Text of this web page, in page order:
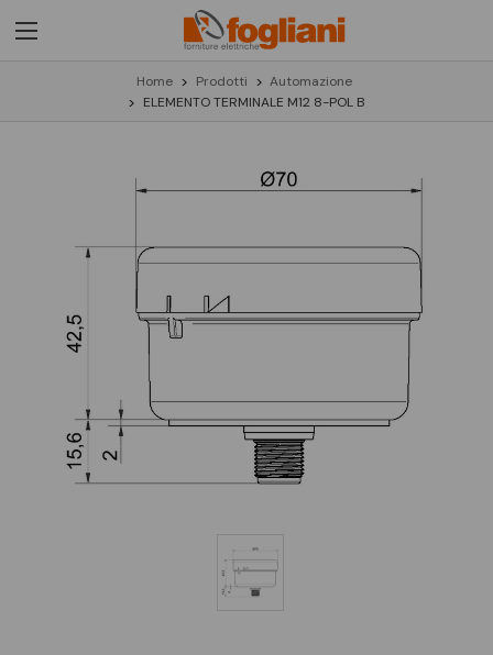
Home Prodotti
Automazione
ELEMENTO TERMINALE M12 8-POL B